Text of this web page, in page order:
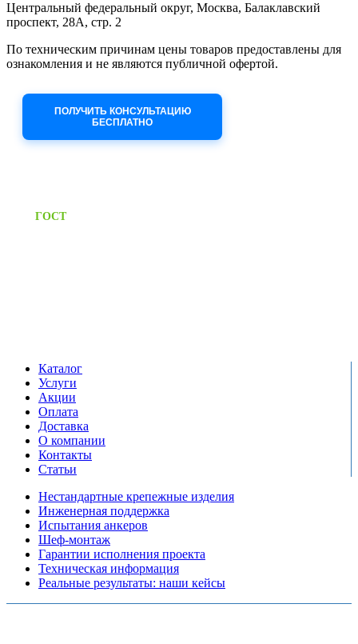
Центральный федеральный округ, Москва, Балаклавский
проспект, 28А, стр. 2
По техническим причинам цены товаров предоставлены для
ознакомления и не являются публичной офертой.
ПОЛУЧИТЬ КОНСУЛЬТАЦИЮ
БЕСПЛАТНО
ГОСТПредоставляем паспорт
Каталог
Услуги
Акции
Оплата
Доставка
О компании
Контакты
Статьи
Нестандартные крепежные изделия
Инженерная поддержка
Испытания анкеров
Шеф-монтаж
Гарантии исполнения проекта
Техническая информация
Реальные результаты: наши кейсы